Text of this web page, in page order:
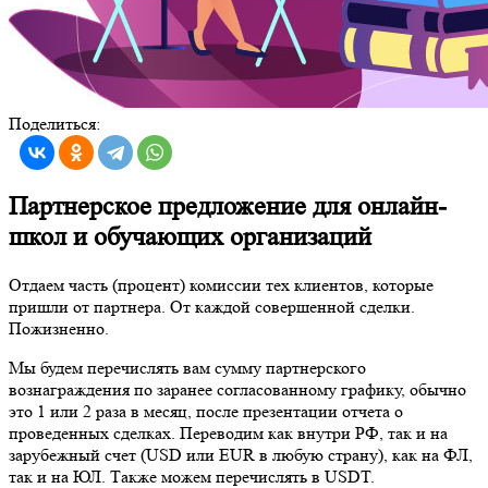
Поделиться:
Партнерское предложение для онлайн-
школ и обучающих организаций
Отдаем часть (процент) комиссии тех клиентов, которые
пришли от партнера. От каждой совершенной сделки.
Пожизненно.
Мы будем перечислять вам сумму партнерского
вознаграждения по заранее согласованному графику, обычно
это 1 или 2 раза в месяц, после презентации отчета о
проведенных сделках. Переводим как внутри РФ, так и на
зарубежный счет (USD или EUR в любую страну), как на ФЛ,
так и на ЮЛ. Также можем перечислять в USDT.